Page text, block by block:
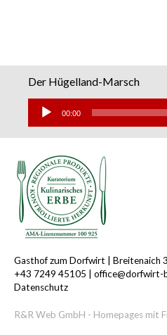
Der Hügelland-Marsch
Audio-
Player
00:00
Gasthof zum Dorfwirt | Breitenaich
+43 7249 45105
office@dorfwirt-
Datenschutz
R&R Web GmbH - Homepages mit